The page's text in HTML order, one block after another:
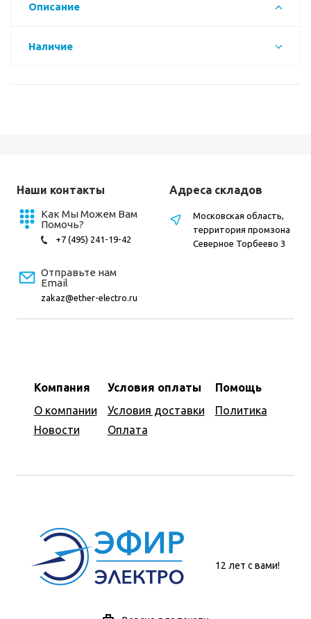
Описание
Наличие
Наши контакты
Как Мы Можем Вам
Помочь?
+7 (495) 241-19-42
Отправьте нам
Email
zakaz@ether-electro.ru
Компания
О компании
Новости
Условия оплаты
Условия доставки
Оплата
Помощь
Политика
Адреса складов
Московская область,
территория промзона
Северное Торбеево 3
12 лет с вами!